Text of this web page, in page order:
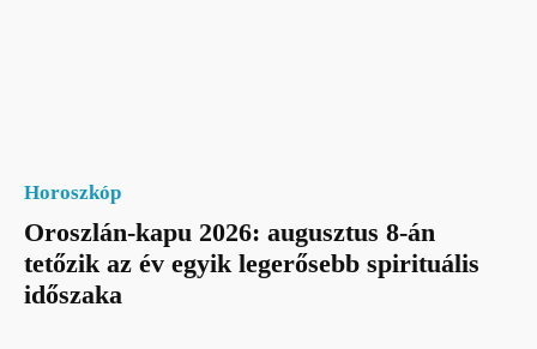
Horoszkóp
Oroszlán-kapu 2026: augusztus 8-án
tetőzik az év egyik legerősebb spirituális
időszaka